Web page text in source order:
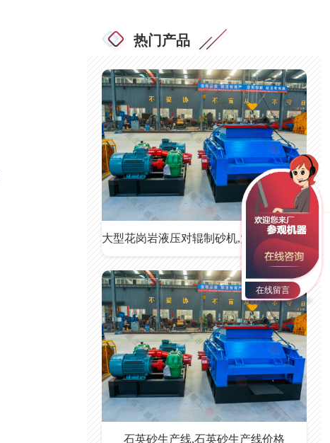
热门产品
大型花岗岩液压对辊制砂机,大型花岗岩液压对辊制砂机价格
石英砂生产线,石英砂生产线价格
在线留言